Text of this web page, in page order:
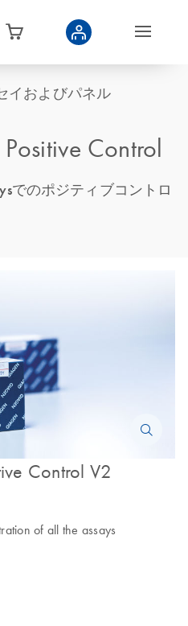
イおよびパネル
Control
でのポジティブコントロ
Control V2
of all the assays